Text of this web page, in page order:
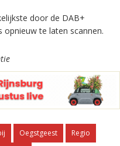
door de DAB+
te laten scannen.
Oegstgeest
Regio